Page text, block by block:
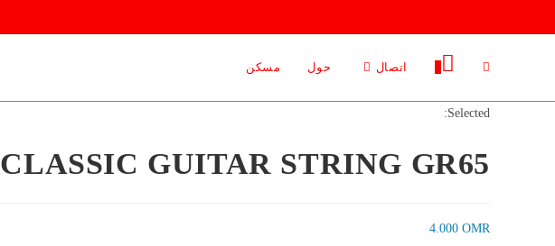
to
مسكن حول اتصال
Selected:
CLASSIC GUITAR STRING GR65
4.000 OMR